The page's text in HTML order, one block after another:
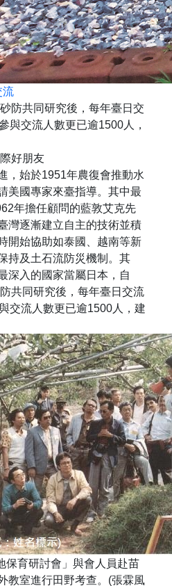
流
防共同研究後，每年臺日交
與交流人數更已逾1500人，
好朋友
，始於1951年農復會推動水
美國專家來臺指導。其中最
年擔任顧問的藍敦艾克先
灣逐漸建立自主的技術並積
開始協助如泰國、越南等新
持及土石流防災機制。其
深入的國家當屬日本，自
共同研究後，每年臺日交流
交流人數更已逾1500人，建
保育研討會」與會人員赴苗
教室進行田野考查。(張霖風